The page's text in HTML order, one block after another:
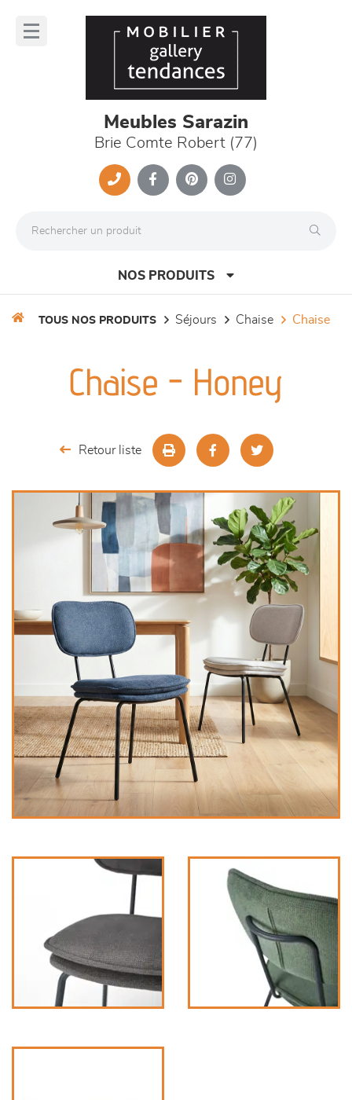
Meubles Sarazin
Brie Comte Robert (77)
NOS PRODUITS
meubles de complément
décoration
TOUS NOS PRODUITS séjours chaise chaise
Chaise - Honey
Retour liste